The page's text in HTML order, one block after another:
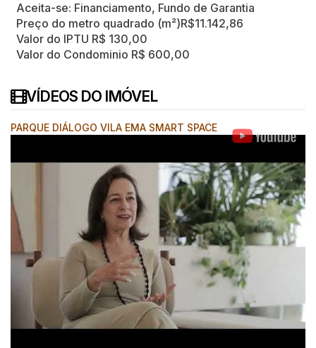
Aceita-se: Financiamento, Fundo de Garantia
Preço do metro quadrado (m²)R$11.142,86
Valor do IPTU R$ 130,00
Valor do Condominio R$ 600,00
VÍDEOS DO IMÓVEL
PARQUE DIÁLOGO VILA EMA SMART SPACE